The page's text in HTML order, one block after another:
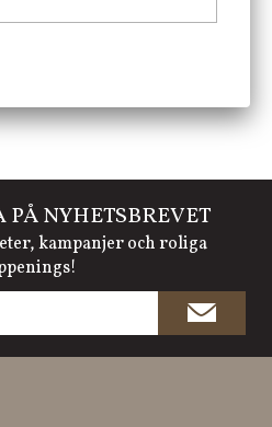
PÅ NYHETSBREVET
kampanjer och roliga